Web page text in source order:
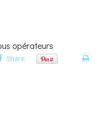
opérateurs
Share